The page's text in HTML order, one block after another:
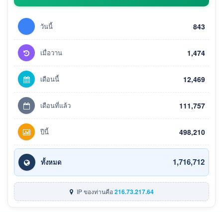
วันนี้ 843
เมื่อวาน 1,474
เดือนนี้ 12,469
เดือนที่แล้ว 111,757
ปีนี้ 498,210
ทั้งหมด 1,716,712
IP ของท่านคือ216.73.217.64